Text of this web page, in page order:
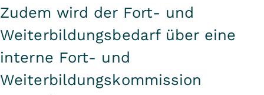
Zudem wird der Fort- und
Weiterbildungsbedarf über eine
interne Fort- und
Weiterbildungskommission